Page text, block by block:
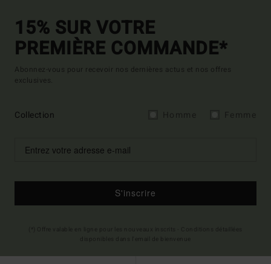
15% SUR VOTRE
PREMIÈRE COMMANDE*
Abonnez-vous pour recevoir nos dernières actus et nos offres
exclusives.
Collection
S'inscrire